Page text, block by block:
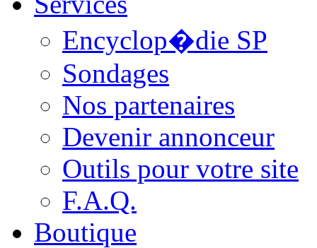
Encyclop�die SP
Sondages
Nos partenaires
Devenir annonceur
Outils pour votre site
F.A.Q.
Boutique